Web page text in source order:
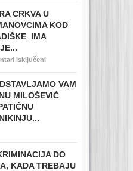
CRKVA U
KOD
IMA
isključeni
VAM
MILOŠEVIĆ
DO
KADA TREBAJU